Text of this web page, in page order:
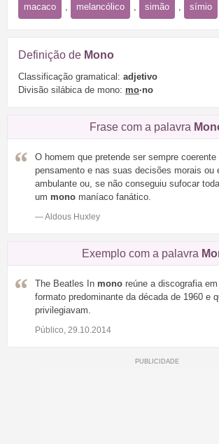
macaco melancólico simão símio
Definição de Mono
Classificação gramatical: adjetivo
Divisão silábica de mono: mo·no
Frase com a palavra
O homem que pretende ser sempre coerente
pensamento e nas suas decisões morais ou
ambulante ou, se não conseguiu sufocar
um mono maníaco fanático.
— Aldous Huxley
Exemplo com a palavra
The Beatles In mono reúne a discografia em
formato predominante da década de 1960 e
privilegiavam.
Público, 29.10.2014